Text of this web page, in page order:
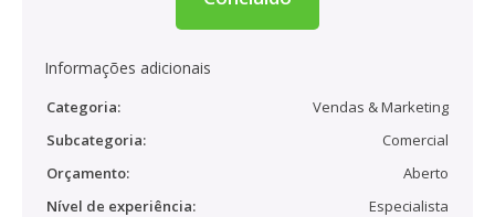
Informações adicionais
Categoria:
Vendas & Marketing
Subcategoria:
Comercial
Orçamento:
Aberto
Nível de experiência:
Especialista